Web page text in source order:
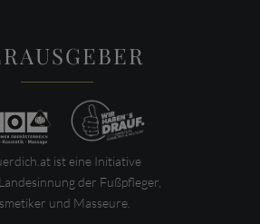
ist eine Initiative
der Fußpfleger,
und Masseure.